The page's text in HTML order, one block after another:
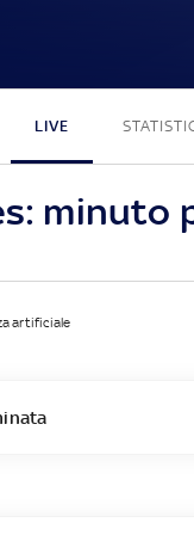
LIVE
minuto
artificiale